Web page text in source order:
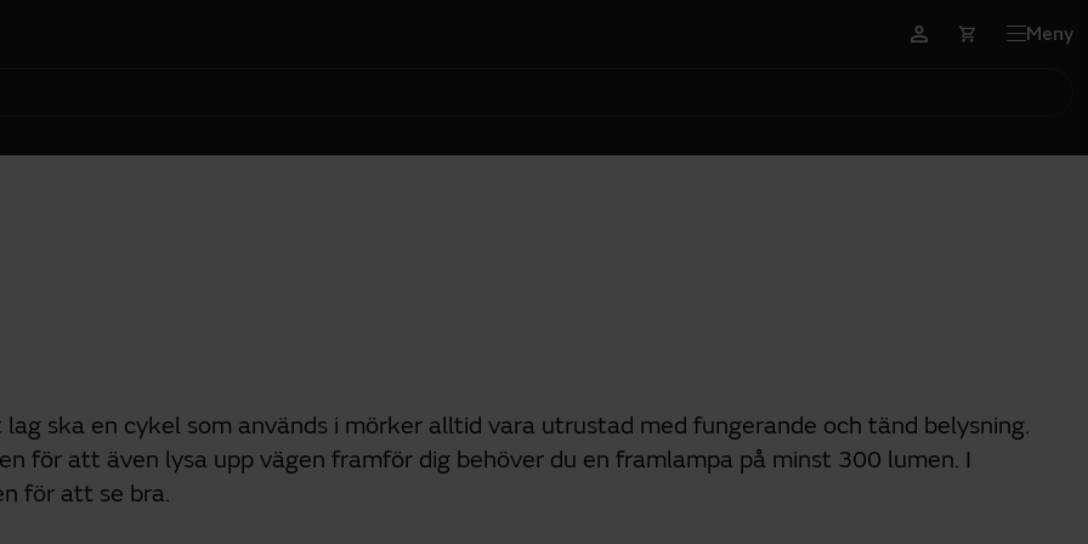
Meny
ska en cykel som används i mörker alltid vara utrustad med fungerande och tänd belysning.
för att även lysa upp vägen framför dig behöver du en framlampa på minst 300 lumen. I
för att se bra.